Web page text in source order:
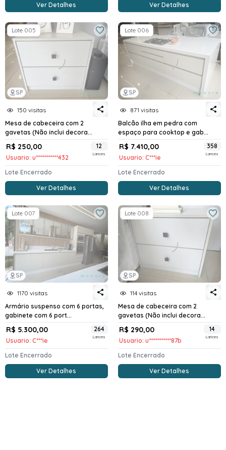
Ver Detalhes Ver Detalhes
SP
Lote 005
150 visitas
Mesa de cabeceira com 2
gavetas (Não inclui decora...
R$ 250,00
Usuario: u***********432
12
Lances
Lote Encerrado
Ver Detalhes
SP
Lote 006
871 visitas
Balcão ilha em pedra com
espaço para cooktop e gab...
R$ 7.410,00
Usuario: C***ie
358
Lances
Lote Encerrado
Ver Detalhes
SP
Lote 007
1170 visitas
Armário suspenso com 6 portas,
gabinete com 6 port...
R$ 5.300,00
Usuario: C***ie
264
Lances
Lote Encerrado
Ver Detalhes
SP
Lote 008
114 visitas
Mesa de cabeceira com 2
gavetas (Não inclui decora...
R$ 290,00
Usuario: u***********87b
14
Lances
Lote Encerrado
Ver Detalhes